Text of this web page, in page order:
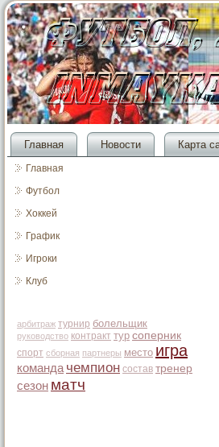
Главная Новости Карта
Главная
Футбол
Хоккей
График
Игроки
Клуб
арбитраж турнир болельщик
руководство контракт тур соперник
спорт сборная партнеры место игра
команда чемпион состав тренер
сезон матч